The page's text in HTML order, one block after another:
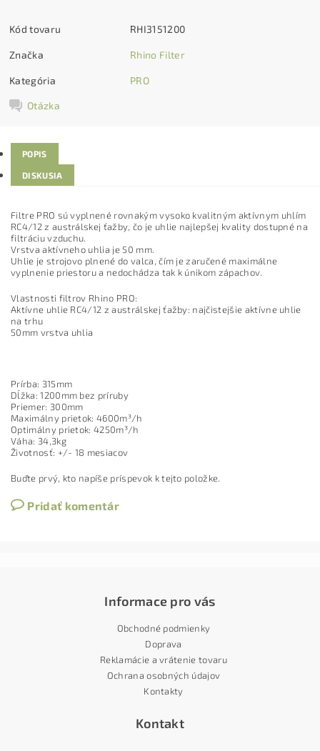
Kód tovaru RHI3151200
Značka Rhino Filter
Kategória PRO
Otázka
POPIS
DISKUSIA
Filtre PRO sú vyplnené rovnakým vysoko kvalitným aktívnym uhlím
RC4/12 z austrálskej ťažby, čo je uhlie najlepšej kvality dostupné na
filtráciu vzduchu.
Vrstva aktívneho uhlia je 50 mm.
Uhlie je strojovo plnené do valca, čím je zaručené maximálne
vyplnenie priestoru a nedochádza tak k únikom zápachov.
Vlastnosti filtrov Rhino PRO:
Aktívne uhlie RC4/12 z austrálskej ťažby: najčistejšie aktívne uhlie
na trhu
50mm vrstva uhlia
Prírba: 315mm
Dĺžka: 1200mm bez príruby
Priemer: 300mm
Maximálny prietok: 4600m³/h
Optimálny prietok: 4250m³/h
Váha: 34,3kg
Životnosť: +/- 18 mesiacov
Buďte prvý, kto napíše príspevok k tejto položke.
Pridať komentár
Informace pro vás
Obchodné podmienky
Doprava
Reklamácie a vrátenie tovaru
Ochrana osobných údajov
Kontakty
Kontakt